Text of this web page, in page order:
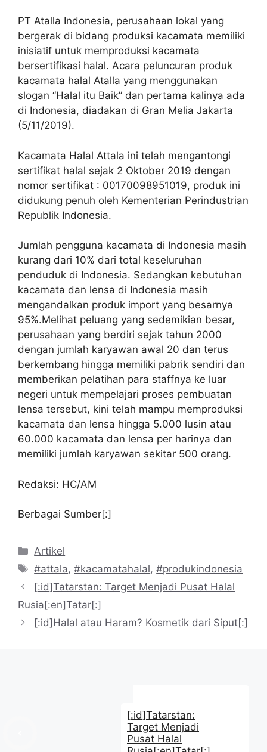
PT Atalla Indonesia, perusahaan lokal yang
bergerak di bidang produksi kacamata memiliki
inisiatif untuk memproduksi kacamata
bersertifikasi halal. Acara peluncuran produk
kacamata halal Atalla yang menggunakan
slogan “Halal itu Baik” dan pertama kalinya ada
di Indonesia, diadakan di Gran Melia Jakarta
(5/11/2019).
Kacamata Halal Attala ini telah mengantongi
sertifikat halal sejak 2 Oktober 2019 dengan
nomor sertifikat : 00170098951019, produk ini
didukung penuh oleh Kementerian Perindustrian
Republik Indonesia.
Jumlah pengguna kacamata di Indonesia masih
kurang dari 10% dari total keseluruhan
penduduk di Indonesia. Sedangkan kebutuhan
kacamata dan lensa di Indonesia masih
mengandalkan produk import yang besarnya
95%.Melihat peluang yang sedemikian besar,
perusahaan yang berdiri sejak tahun 2000
dengan jumlah karyawan awal 20 dan terus
berkembang hingga memiliki pabrik sendiri dan
memberikan pelatihan para staffnya ke luar
negeri untuk mempelajari proses pembuatan
lensa tersebut, kini telah mampu memproduksi
kacamata dan lensa hingga 5.000 lusin atau
60.000 kacamata dan lensa per harinya dan
memiliki jumlah karyawan sekitar 500 orang.
Redaksi: HC/AM
Berbagai Sumber[:]
Kategori
Artikel
Tag
#attala,#kacamatahalal,#produkindonesia
[:id]Tatarstan: Target Menjadi Pusat Halal
Rusia[:en]Tatar[:]
[:id]Halal atau Haram? Kosmetik dari Siput[:]
[:id]Tatarstan:
Target Menjadi
Pusat Halal